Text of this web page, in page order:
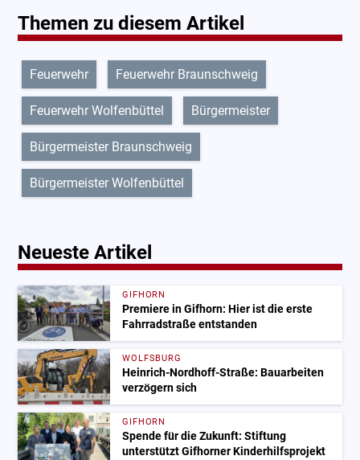
Themen zu diesem Artikel
Feuerwehr Feuerwehr Braunschweig
Feuerwehr Wolfenbüttel Bürgermeister
Bürgermeister Braunschweig
Bürgermeister Wolfenbüttel
Neueste Artikel
GIFHORN
Premiere in Gifhorn: Hier ist die erste
Fahrradstraße entstanden
WOLFSBURG
Heinrich-Nordhoff-Straße: Bauarbeiten
verzögern sich
GIFHORN
Spende für die Zukunft: Stiftung
unterstützt Gifhorner Kinderhilfsprojekt